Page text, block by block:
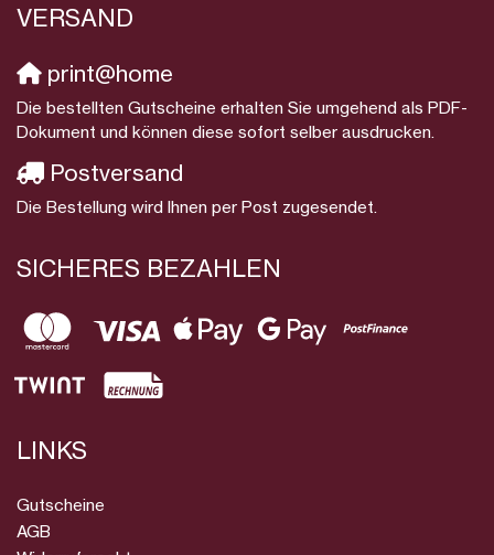
VERSAND
print@home
Die bestellten Gutscheine erhalten Sie umgehend als PDF-
Dokument und können diese sofort selber ausdrucken.
Postversand
Die Bestellung wird Ihnen per Post zugesendet.
SICHERES BEZAHLEN
LINKS
Gutscheine
AGB